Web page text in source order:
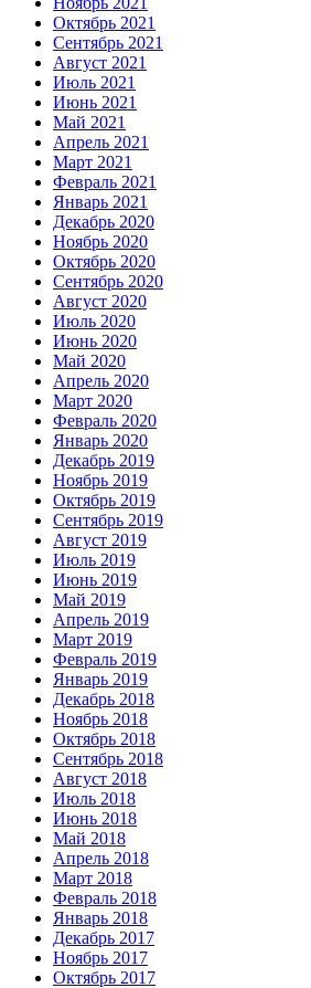
Октябрь 2021
Сентябрь 2021
Август 2021
Июль 2021
Июнь 2021
Май 2021
Апрель 2021
Март 2021
Февраль 2021
Январь 2021
Декабрь 2020
Ноябрь 2020
Октябрь 2020
Сентябрь 2020
Август 2020
Июль 2020
Июнь 2020
Май 2020
Апрель 2020
Март 2020
Февраль 2020
Январь 2020
Декабрь 2019
Ноябрь 2019
Октябрь 2019
Сентябрь 2019
Август 2019
Июль 2019
Июнь 2019
Май 2019
Апрель 2019
Март 2019
Февраль 2019
Январь 2019
Декабрь 2018
Ноябрь 2018
Октябрь 2018
Сентябрь 2018
Август 2018
Июль 2018
Июнь 2018
Май 2018
Апрель 2018
Март 2018
Февраль 2018
Январь 2018
Декабрь 2017
Ноябрь 2017
Октябрь 2017